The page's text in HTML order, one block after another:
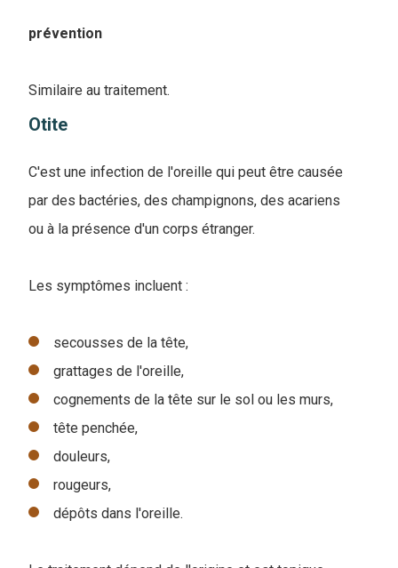
prévention
Similaire au traitement.
Otite
C'est une infection de l'oreille qui peut être causée
par des bactéries, des champignons, des acariens
ou à la présence d'un corps étranger.
Les symptômes incluent :
secousses de la tête,
grattages de l'oreille,
cognements de la tête sur le sol ou les murs,
tête penchée,
douleurs,
rougeurs,
dépôts dans l'oreille.